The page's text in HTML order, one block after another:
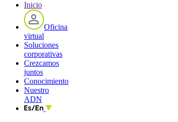
Inicio
Oficina
virtual
Soluciones
corporativas
Crezcamos
juntos
Conocimiento
Nuestro
ADN